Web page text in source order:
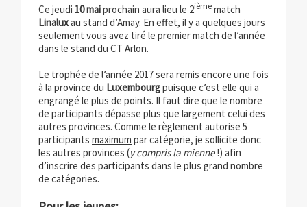
Ce jeudi 10 maiprochain aura lieu le 2ième match
Linaluxau stand d’Amay. En effet, il y a quelques jours
seulement vous avez tiré le premier match de l’année
dans le stand du CT Arlon.
Le trophée de l’année 2017 sera remis encore une fois
à la province du Luxembourgpuisque c’est elle qui a
engrangé le plus de points. Il faut dire que le nombre
de participants dépasse plus que largement celui des
autres provinces. Comme le règlement autorise 5
participants maximum par catégorie, je sollicite donc
les autres provinces (y compris la mienne!) afin
d’inscrire des participants dans le plus grand nombre
de catégories.